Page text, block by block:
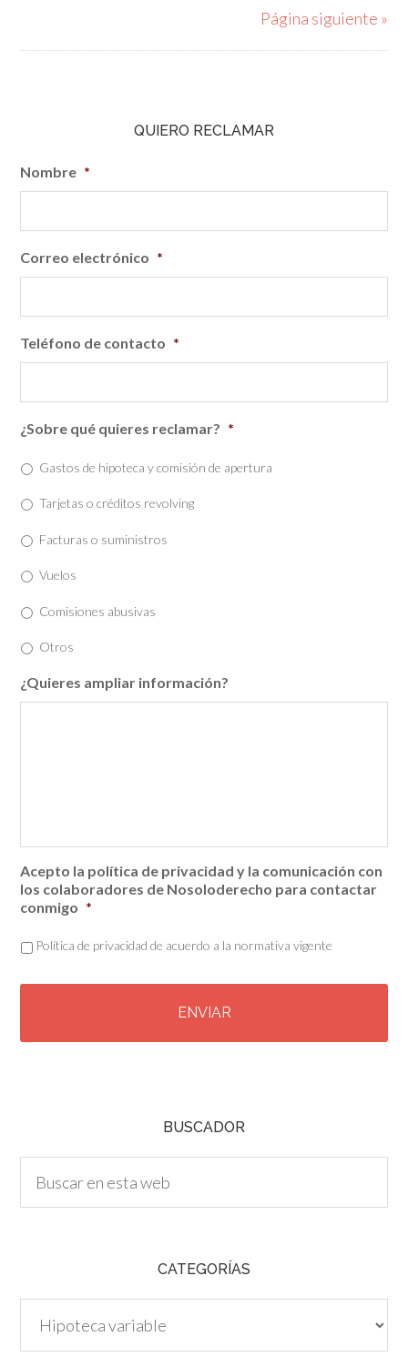
Página siguiente »
QUIERO RECLAMAR
Nombre *
Correo electrónico *
Teléfono de contacto *
¿Sobre qué quieres reclamar? *
Gastos de hipoteca y comisión de apertura
Tarjetas o créditos revolving
Facturas o suministros
Vuelos
Comisiones abusivas
Otros
¿Quieres ampliar información?
Acepto la política de privacidad y la comunicación con
los colaboradores de Nosoloderecho para contactar
conmigo *
Política de privacidad de acuerdo a la normativa vigente
BUSCADOR
CATEGORÍAS